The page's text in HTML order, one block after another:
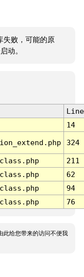
失败，可能的原
动。
Line
14
324
211
62
94
76
此给您带来的访问不便我